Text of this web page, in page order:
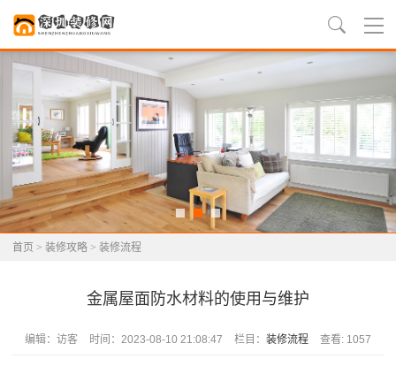
首页 > 装修攻略 > 装修流程
金属屋面防水材料的使用与维护
编辑：访客 时间：2023-08-10 21:08:47 栏目： 装修流程 查看: 1057